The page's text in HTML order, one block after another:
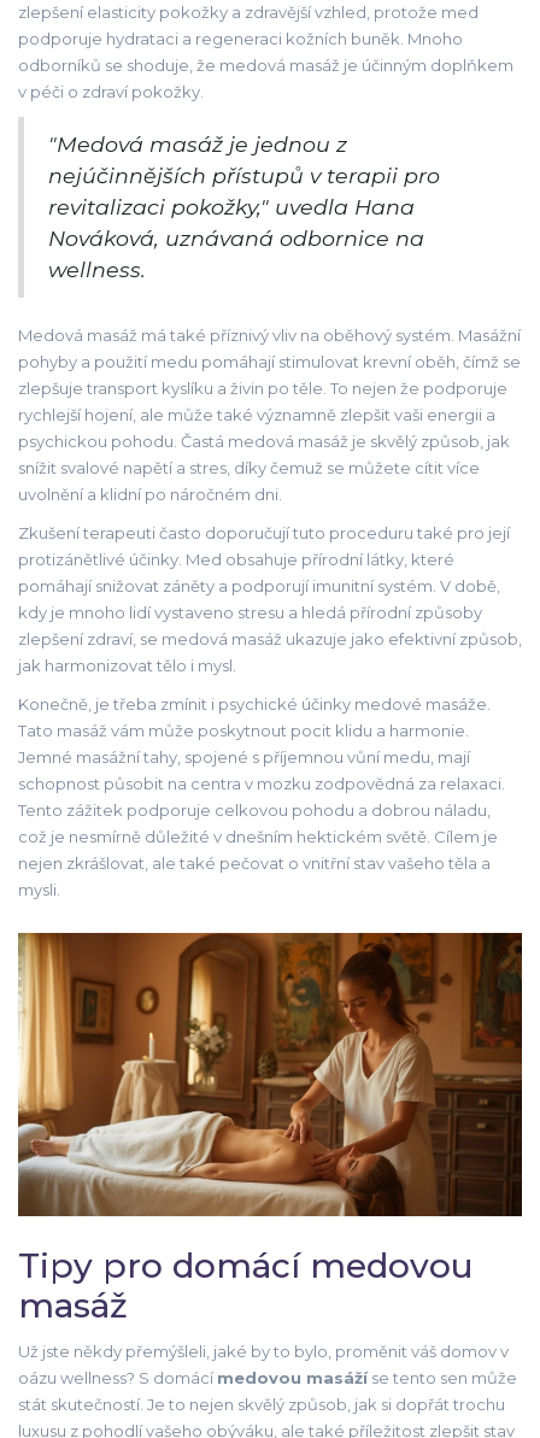
zlepšení elasticity pokožky a zdravější vzhled, protože med
podporuje hydrataci a regeneraci kožních buněk. Mnoho
odborníků se shoduje, že medová masáž je účinným doplňkem
v péči o zdraví pokožky.
"Medová masáž je jednou z
nejúčinnějších přístupů v terapii pro
revitalizaci pokožky," uvedla Hana
Nováková, uznávaná odbornice na
wellness.
Medová masáž má také příznivý vliv na oběhový systém. Masážní
pohyby a použití medu pomáhají stimulovat krevní oběh, čímž se
zlepšuje transport kyslíku a živin po těle. To nejen že podporuje
rychlejší hojení, ale může také významně zlepšit vaši energii a
psychickou pohodu. Častá medová masáž je skvělý způsob, jak
snížit svalové napětí a stres, díky čemuž se můžete cítit více
uvolnění a klidní po náročném dni.
Zkušení terapeuti často doporučují tuto proceduru také pro její
protizánětlivé účinky. Med obsahuje přírodní látky, které
pomáhají snižovat záněty a podporují imunitní systém. V době,
kdy je mnoho lidí vystaveno stresu a hledá přírodní způsoby
zlepšení zdraví, se medová masáž ukazuje jako efektivní způsob,
jak harmonizovat tělo i mysl.
Konečně, je třeba zmínit i psychické účinky medové masáže.
Tato masáž vám může poskytnout pocit klidu a harmonie.
Jemné masážní tahy, spojené s příjemnou vůní medu, mají
schopnost působit na centra v mozku zodpovědná za relaxaci.
Tento zážitek podporuje celkovou pohodu a dobrou náladu,
což je nesmírně důležité v dnešním hektickém světě. Cílem je
nejen zkrášlovat, ale také pečovat o vnitřní stav vašeho těla a
mysli.
Tipy pro domácí medovou
masáž
Už jste někdy přemýšleli, jaké by to bylo, proměnit váš domov v
oázu wellness? S domácímedovou masážíse tento sen může
stát skutečností. Je to nejen skvělý způsob, jak si dopřát trochu
luxusu z pohodlí vašeho obýváku, ale také příležitost zlepšit stav